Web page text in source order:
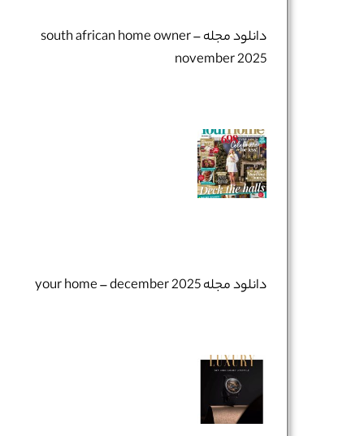
دانلود مجله south african home owner –
november 2025
دانلود مجله your home – december 2025
*
شماره واتس‌اپ : *